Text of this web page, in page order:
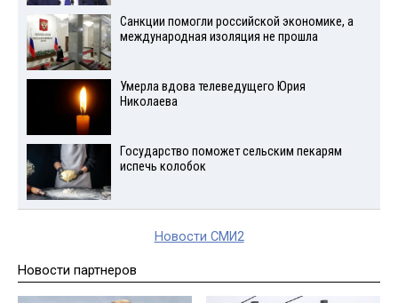
Санкции помогли российской экономике, а
международная изоляция не прошла
Умерла вдова телеведущего Юрия
Николаева
Государство поможет сельским пекарям
испечь колобок
Новости СМИ2
Новости партнеров